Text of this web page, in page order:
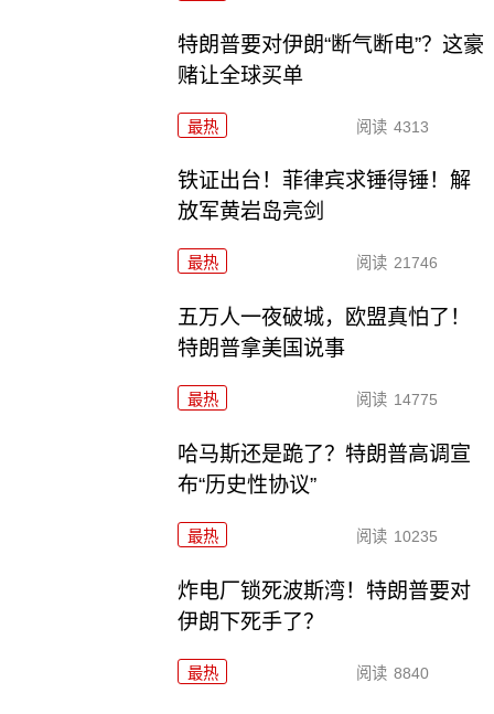
特朗普要对伊朗“断气断电”？这豪
赌让全球买单
最热 阅读 4313
铁证出台！菲律宾求锤得锤！解
放军黄岩岛亮剑
最热 阅读 21746
五万人一夜破城，欧盟真怕了！
特朗普拿美国说事
最热 阅读 14775
哈马斯还是跪了？特朗普高调宣
布“历史性协议”
最热 阅读 10235
炸电厂锁死波斯湾！特朗普要对
伊朗下死手了？
最热 阅读 8840